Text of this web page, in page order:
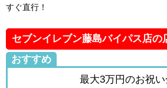
すぐ直行！
セブンイレブン藤島バイパス店の
おすすめ
最大3万円のお祝い